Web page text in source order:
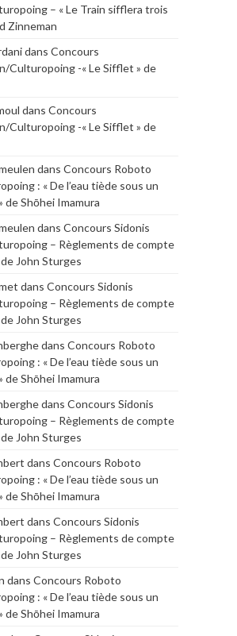
– « Le Train sifflera trois
Zinneman
dans Concours
Culturopoing -« Le Sifflet » de
dans Concours
Culturopoing -« Le Sifflet » de
dans Concours Roboto
: « De l’eau tiède sous un
de Shōhei Imamura
dans Concours Sidonis
– Règlements de compte
John Sturges
dans Concours Sidonis
– Règlements de compte
John Sturges
dans Concours Roboto
: « De l’eau tiède sous un
de Shōhei Imamura
dans Concours Sidonis
– Règlements de compte
John Sturges
dans Concours Roboto
: « De l’eau tiède sous un
de Shōhei Imamura
dans Concours Sidonis
– Règlements de compte
John Sturges
dans Concours Roboto
: « De l’eau tiède sous un
de Shōhei Imamura